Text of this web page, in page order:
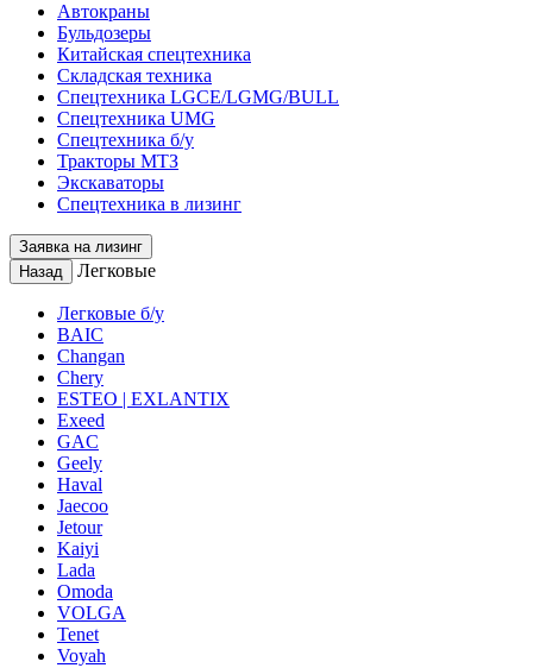
Автокраны
Бульдозеры
Китайская спецтехника
Складская техника
Спецтехника LGCE/LGMG/BULL
Спецтехника UMG
Спецтехника б/у
Тракторы МТЗ
Экскаваторы
Спецтехника в лизинг
Заявка на лизинг
Назад
Легковые
Легковые б/у
BAIC
Changan
Chery
ESTEO | EXLANTIX
Exeed
GAC
Geely
Haval
Jaecoo
Jetour
Kaiyi
Lada
Omoda
VOLGA
Tenet
Voyah